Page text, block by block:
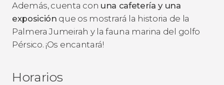
Además, cuenta con una cafetería y una
exposición que os mostrará la historia de la
Palmera Jumeirah y la fauna marina del golfo
Pérsico. ¡Os encantará!
Horarios